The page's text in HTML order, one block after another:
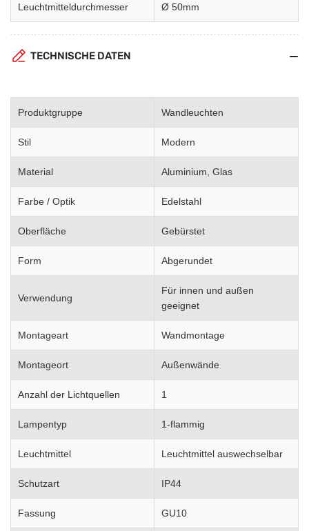
Leuchtmitteldurchmesser Ø 50mm
TECHNISCHE DATEN
Produktgruppe Wandleuchten
Stil Modern
Material Aluminium, Glas
Farbe / Optik Edelstahl
Oberfläche Gebürstet
Form Abgerundet
Verwendung
Für innen und außen
geeignet
Montageart Wandmontage
Montageort Außenwände
Anzahl der Lichtquellen 1
Lampentyp 1-flammig
Leuchtmittel Leuchtmittel auswechselbar
Schutzart IP44
Fassung GU10